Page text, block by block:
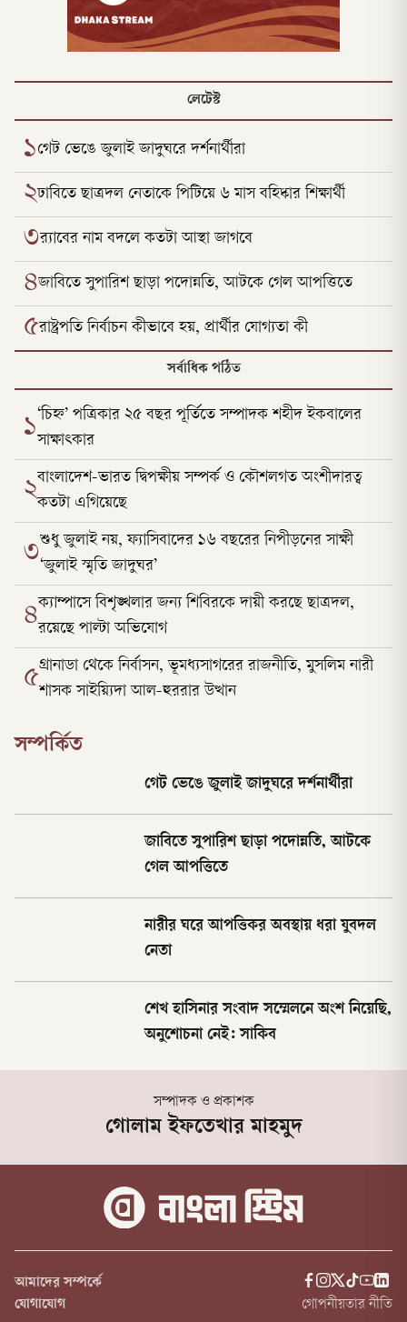
লেটেস্ট
১গেট ভেঙে জুলাই জাদুঘরে দর্শনার্থীরা
২ঢাবিতে ছাত্রদল নেতাকে পিটিয়ে ৬ মাস বহিষ্কার শিক্ষার্থী
৩র‌্যাবের নাম বদলে কতটা আস্থা জাগবে
৪জাবিতে সুপারিশ ছাড়া পদোন্নতি, আটকে গেল আপত্তিতে
৫রাষ্ট্রপতি নির্বাচন কীভাবে হয়, প্রার্থীর যোগ্যতা কী
সর্বাধিক পঠিত
১‘চিহ্ন’ পত্রিকার ২৫ বছর পূর্তিতে সম্পাদক শহীদ ইকবালের
সাক্ষাৎকার
২বাংলাদেশ-ভারত দ্বিপক্ষীয় সম্পর্ক ও কৌশলগত অংশীদারত্ব
কতটা এগিয়েছে
৩শুধু জুলাই নয়, ফ্যাসিবাদের ১৬ বছরের নিপীড়নের সাক্ষী
‘জুলাই স্মৃতি জাদুঘর’
৪ক্যাম্পাসে বিশৃঙ্খলার জন্য শিবিরকে দায়ী করছে ছাত্রদল,
রয়েছে পাল্টা অভিযোগ
৫গ্রানাডা থেকে নির্বাসন, ভূমধ্যসাগরের রাজনীতি, মুসলিম নারী
শাসক সাইয়্যিদা আল-হুররার উত্থান
সম্পর্কিত
গেট ভেঙে জুলাই জাদুঘরে দর্শনার্থীরা
জাবিতে সুপারিশ ছাড়া পদোন্নতি, আটকে
গেল আপত্তিতে
নারীর ঘরে আপত্তিকর অবস্থায় ধরা যুবদল
নেতা
শেখ হাসিনার সংবাদ সম্মেলনে অংশ নিয়েছি,
অনুশোচনা নেই: সাকিব
সম্পাদক ও প্রকাশক
গোলাম ইফতেখার মাহমুদ
গোপনীয়তার নীতি
আমাদের সম্পর্কে
যোগাযোগ